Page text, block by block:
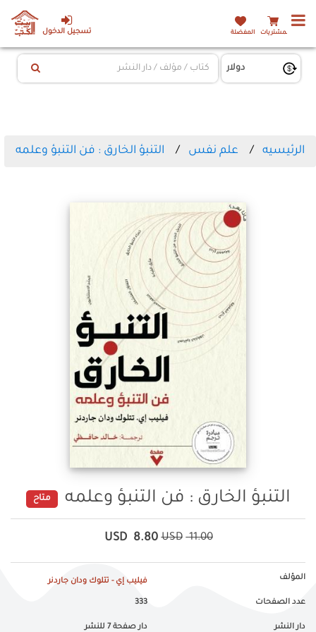
تسجيل الدخول المشتريات المفضلة
الرئيسيه علم نفس التنبؤ الخارق : فن التنبؤ وعلمه
التنبؤ الخارق : فن التنبؤ وعلمه متاح
11.00
USD
8.80
USD
المؤلف فيليب إي - تتلوك ودان جاردنر
عدد الصفحات 333
دار النشر دار صفحة 7 للنشر